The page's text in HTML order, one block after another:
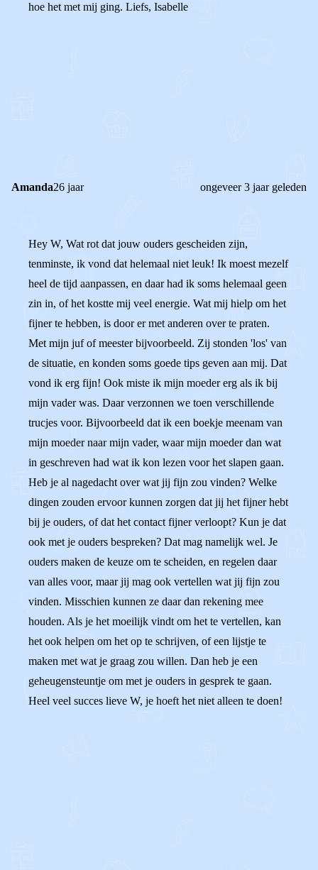
hoe het met mij ging. Liefs, Isabelle
Amanda26 jaar ongeveer 3 jaar geleden
Hey W, Wat rot dat jouw ouders gescheiden zijn,
tenminste, ik vond dat helemaal niet leuk! Ik moest mezelf
heel de tijd aanpassen, en daar had ik soms helemaal geen
zin in, of het kostte mij veel energie. Wat mij hielp om het
fijner te hebben, is door er met anderen over te praten.
Met mijn juf of meester bijvoorbeeld. Zij stonden 'los' van
de situatie, en konden soms goede tips geven aan mij. Dat
vond ik erg fijn! Ook miste ik mijn moeder erg als ik bij
mijn vader was. Daar verzonnen we toen verschillende
trucjes voor. Bijvoorbeeld dat ik een boekje meenam van
mijn moeder naar mijn vader, waar mijn moeder dan wat
in geschreven had wat ik kon lezen voor het slapen gaan.
Heb je al nagedacht over wat jij fijn zou vinden? Welke
dingen zouden ervoor kunnen zorgen dat jij het fijner hebt
bij je ouders, of dat het contact fijner verloopt? Kun je dat
ook met je ouders bespreken? Dat mag namelijk wel. Je
ouders maken de keuze om te scheiden, en regelen daar
van alles voor, maar jij mag ook vertellen wat jij fijn zou
vinden. Misschien kunnen ze daar dan rekening mee
houden. Als je het moeilijk vindt om het te vertellen, kan
het ook helpen om het op te schrijven, of een lijstje te
maken met wat je graag zou willen. Dan heb je een
geheugensteuntje om met je ouders in gesprek te gaan.
Heel veel succes lieve W, je hoeft het niet alleen te doen!